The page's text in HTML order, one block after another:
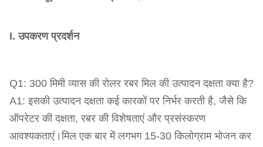
I. उपकरण प्रदर्शन
Q1: 300 मिमी व्यास की रोलर रबर मिल की उत्पादन दक्षता क्या है?
A1: इसकी उत्पादन दक्षता कई कारकों पर निर्भर करती है, जैसे कि
ऑपरेटर की दक्षता, रबर की विशेषताएं और प्रसंस्करण
आवश्यकताएं।मिल एक बार में लगभग 15-30 किलोग्राम भोजन कर